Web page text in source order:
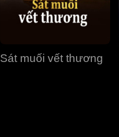
Sát muối vết thương